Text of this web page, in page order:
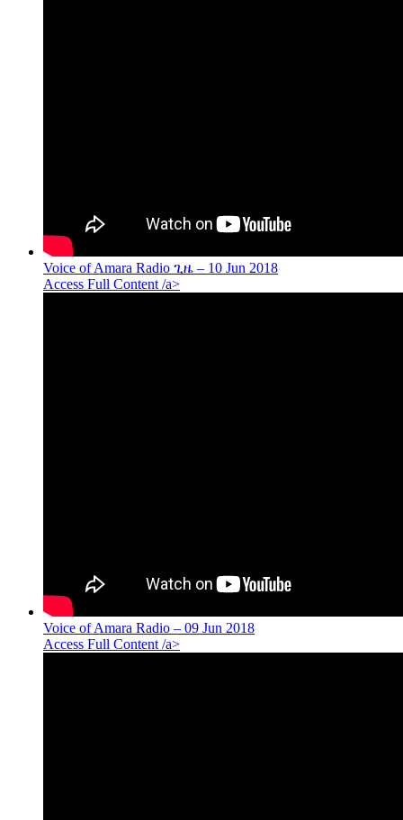
Voice of Amara Radio ጊዜ – 10 Jun 2018
Access Full Content /a>
Voice of Amara Radio – 09 Jun 2018
Access Full Content /a>